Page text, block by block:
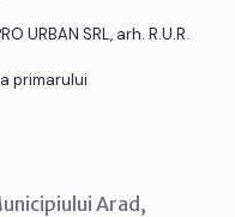
URBAN SRL, arh. R.U.R.
primarului
Arad,